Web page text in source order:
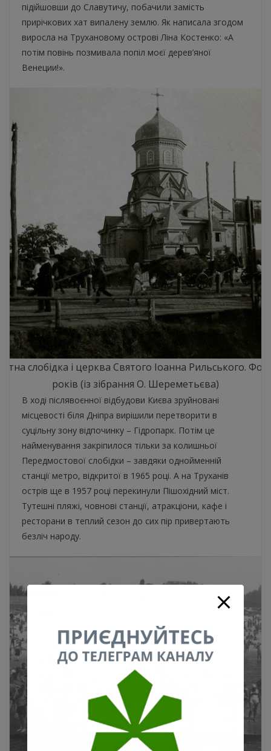
підійшовши до Славутичу, побачили замість
прирічкових хат випалену землю. Як написала згодом
виросла на Трухановому острові Ліна Костенко: «А
потім повінь позмивала попіл моєї дерев’яної
Венеции!».
слобідка і церква Святого Іоанна Рильського.
років (із зібрання О. Шереметьєва)
В ході післявоєнної відбудови Києва зруйновані
місцевості біля Дніпра вирішили перетворити в
суцільну зону відпочинку – Гідропарк. Потім це
найменування закріпилося тільки за колишньої
Передмостової слобідки – завдяки однойменній
станції метро, відкритої в 1965 році. А на Труханів
острів ще в 1957 році перекинули Пішохідний міст.
Тутешні пляжі, човнові станції, атракціони, кафе і
ресторани в теплий сезон до сих пір привертають
безліч народу.